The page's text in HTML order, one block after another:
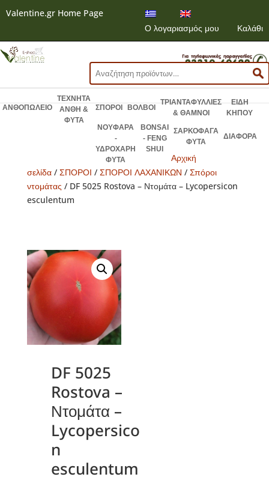
Valentine.gr Home Page
Ο λογαριασμός μου
Καλάθι
Αναζήτηση
για:
ΑΝΘΟΠΩΛΕΙΟ
ΤΕΧΝΗΤΑ
ΑΝΘΗ &
ΦΥΤΑ
ΣΠΟΡΟΙ ΒΟΛΒΟΙ
ΤΡΙΑΝΤΑΦΥΛΛΙΕΣ
& ΘΑΜΝΟΙ
ΕΙΔΗ
ΚΗΠΟΥ
ΝΟΥΦΑΡΑ
-
ΥΔΡΟΧΑΡΗ
ΦΥΤΑ
BONSAI
- FENG
SHUI
ΣΑΡΚΟΦΑΓΑ
ΦΥΤΑ
ΔΙΑΦΟΡΑ
Αρχική
σελίδα/ ΣΠΟΡΟΙ / ΣΠΟΡΟΙ ΛΑΧΑΝΙΚΩΝ / Σπόροι
ντομάτας / DF 5025 Rostova – Ντομάτα – Lycopersicon
esculentum
DF 5025
Rostova –
Ντομάτα –
Lycopersico
n
esculentum